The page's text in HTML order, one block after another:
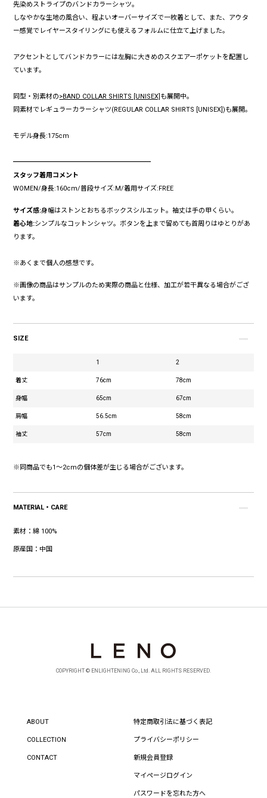
先染めストライプのバンドカラーシャツ。
しなやかな生地の風合い、程よいオーバーサイズで一枚着として、また、アウタ
ー感覚でレイヤースタイリングにも使えるフォルムに仕立て上げました。
アクセントとしてバンドカラーには左胸に大きめのスクエアーポケットを配置し
ています。
同型・別素材の>BAND COLLAR SHIRTS [UNISEX] も展開中。
同素材でレギュラーカラーシャツ(REGULAR COLLAR SHIRTS [UNISEX])も展開。
モデル身長:175cm
━━━━━━━━━━━━━━━━━━━━━
スタッフ着用コメント
WOMEN/身長:160cm/普段サイズ:M/着用サイズ:FREE
サイズ感:身幅はストンとおちるボックスシルエット。袖丈は手の甲くらい。
着心地:シンプルなコットンシャツ。ボタンを上まで留めても首周りはゆとりがあ
ります。
※あくまで個人の感想です。
※画像の商品はサンプルのため実際の商品と仕様、加工が若干異なる場合がござ
います。
SIZE
着丈
身幅
肩幅
袖丈
1
76cm
65cm
56.5cm
57cm
2
78cm
67cm
58cm
58cm
※同商品でも1～2cmの個体差が生じる場合がございます。
MATERIAL・CARE
素材：綿 100%
原産国： 中国
COPYRIGHT © ENLIGHTENING Co., Ltd. ALL RIGHTS RESERVED.
ABOUT
COLLECTION
CONTACT
特定商取引法に基づく表記
プライバシーポリシー
新規会員登録
マイページログイン
パスワードを忘れた方へ